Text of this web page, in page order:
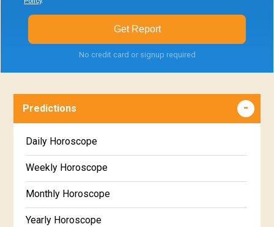
Get Report
No credit card or signup required
Predictions
Daily Horoscope
Weekly Horoscope
Monthly Horoscope
Yearly Horoscope